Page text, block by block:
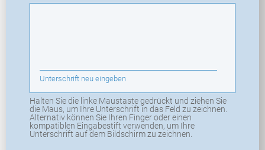
Unterschrift neu eingeben
Halten Sie die linke Maustaste gedrückt und ziehen Sie
die Maus, um Ihre Unterschrift in das Feld zu zeichnen.
Alternativ können Sie Ihren Finger oder einen
kompatiblen Eingabestift verwenden, um Ihre
Unterschrift auf dem Bildschirm zu zeichnen.